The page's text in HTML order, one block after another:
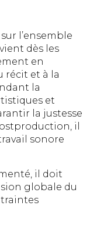
l’ensemble
dès les
en
récit et à la
la
et
la justesse
il
sonore
il doit
globale du